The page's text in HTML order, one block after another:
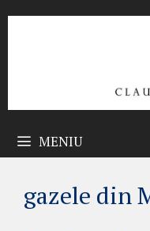
MENIU
gazele din